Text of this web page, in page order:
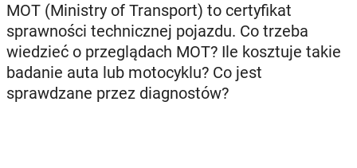
MOT (Ministry of Transport) to certyfikat
sprawności technicznej pojazdu. Co trzeba
wiedzieć o przeglądach MOT? Ile kosztuje takie
badanie auta lub motocyklu? Co jest
sprawdzane przez diagnostów?